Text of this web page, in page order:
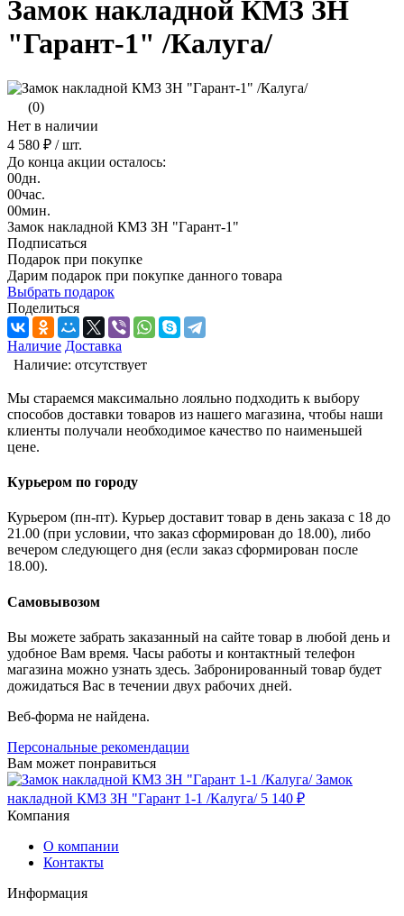
Замок накладной КМЗ ЗН
"Гарант-1" /Калуга/
(0)
Нет в наличии
4 580 ₽ / шт.
До конца акции осталось:
00дн.
00час.
00мин.
Замок накладной КМЗ ЗН "Гарант-1"
Подписаться
Подарок при покупке
Дарим подарок при покупке данного товара
Выбрать подарок
Поделиться
Наличие Доставка
Наличие: отсутствует
Мы стараемся максимально лояльно подходить к выбору
способов доставки товаров из нашего магазина, чтобы наши
клиенты получали необходимое качество по наименьшей
цене.
Курьером по городу
Курьером (пн-пт). Курьер доставит товар в день заказа с 18 до
21.00 (при условии, что заказ сформирован до 18.00), либо
вечером следующего дня (если заказ сформирован после
18.00).
Самовывозом
Вы можете забрать заказанный на сайте товар в любой день и
удобное Вам время. Часы работы и контактный телефон
магазина можно узнать здесь. Забронированный товар будет
дожидаться Вас в течении двух рабочих дней.
Веб-форма не найдена.
Персональные рекомендации
Вам может понравиться
Замок
накладной КМЗ ЗН "Гарант 1-1 /Калуга/ 5 140 ₽
Компания
О компании
Контакты
Информация